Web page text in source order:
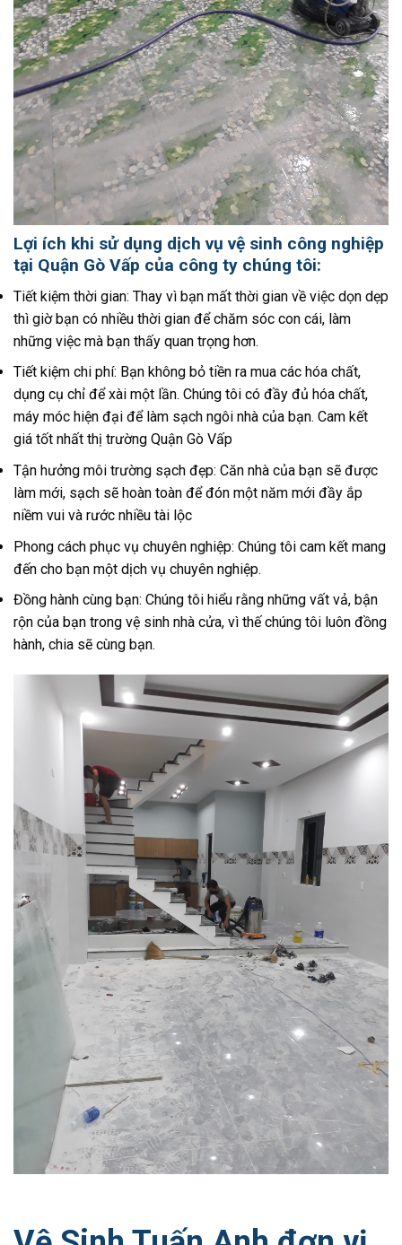
Lợi ích khi sử dụng dịch vụ vệ sinh công nghiệp
tại Quận Gò Vấp của công ty chúng tôi:
Tiết kiệm thời gian: Thay vì bạn mất thời gian về việc dọn dẹp
thì giờ bạn có nhiều thời gian để chăm sóc con cái, làm
những việc mà bạn thấy quan trọng hơn.
Tiết kiệm chi phí: Bạn không bỏ tiền ra mua các hóa chất,
dụng cụ chỉ để xài một lần. Chúng tôi có đầy đủ hóa chất,
máy móc hiện đại để làm sạch ngôi nhà của bạn. Cam kết
giá tốt nhất thị trường Quận Gò Vấp
Tận hưởng môi trường sạch đẹp: Căn nhà của bạn sẽ được
làm mới, sạch sẽ hoàn toàn để đón một năm mới đầy ắp
niềm vui và rước nhiều tài lộc
Phong cách phục vụ chuyên nghiệp: Chúng tôi cam kết mang
đến cho bạn một dịch vụ chuyên nghiệp.
Đồng hành cùng bạn: Chúng tôi hiểu rằng những vất vả, bận
rộn của bạn trong vệ sinh nhà cửa, vì thế chúng tôi luôn đồng
hành, chia sẽ cùng bạn.